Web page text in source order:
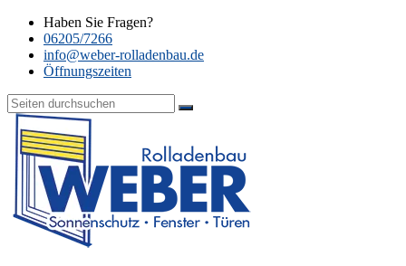
Haben Sie Fragen?
06205/7266
info@weber-rolladenbau.de
Öffnungszeiten